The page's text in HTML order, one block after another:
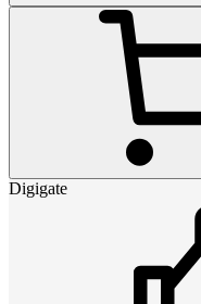
Digigate